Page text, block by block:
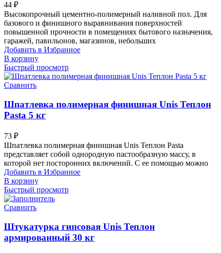
44 ₽
Высокопрочный цементно-полимерный наливной пол. Для
базового и финишного выравнивания поверхностей
повышенной прочности в помещениях бытового назначения,
гаражей, павильонов, магазинов, небольших
Добавить в Избранное
В корзину
Быстрый просмотр
Сравнить
Шпатлевка полимерная финишная Unis Теплон
Pasta 5 кг
73 ₽
Шпатлевка полимерная финишная Unis Теплон Pasta
представляет собой однородную пастообразную массу, в
которой нет посторонних включений. С ее помощью можно
Добавить в Избранное
В корзину
Быстрый просмотр
Сравнить
Штукатурка гипсовая Unis Теплон
армированный 30 кг